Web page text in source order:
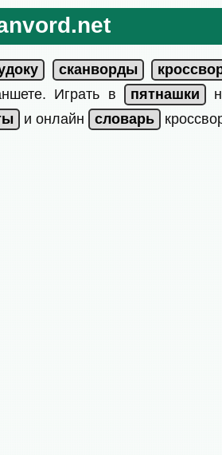
Играть в
и онлайн